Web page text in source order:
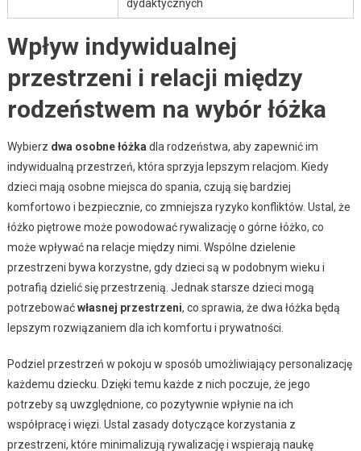
dydaktycznych
Wpływ indywidualnej
przestrzeni i relacji między
rodzeństwem na wybór łóżka
Wybierz dwa osobne łóżka dla rodzeństwa, aby zapewnić im
indywidualną przestrzeń, która sprzyja lepszym relacjom. Kiedy
dzieci mają osobne miejsca do spania, czują się bardziej
komfortowo i bezpiecznie, co zmniejsza ryzyko konfliktów. Ustal, że
łóżko piętrowe może powodować rywalizację o górne łóżko, co
może wpływać na relacje między nimi. Wspólne dzielenie
przestrzeni bywa korzystne, gdy dzieci są w podobnym wieku i
potrafią dzielić się przestrzenią. Jednak starsze dzieci mogą
potrzebowaćwłasnej przestrzeni, co sprawia, że dwa łóżka będą
lepszym rozwiązaniem dla ich komfortu i prywatności.
Podziel przestrzeń w pokoju w sposób umożliwiający personalizację
każdemu dziecku. Dzięki temu każde z nich poczuje, że jego
potrzeby są uwzględnione, co pozytywnie wpłynie na ich
współpracę i więzi. Ustal zasady dotyczące korzystania z
przestrzeni, które minimalizują rywalizację i wspierają naukę